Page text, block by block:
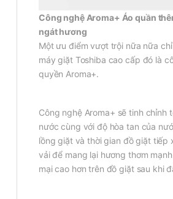
Công nghệ Aroma+ Áo quần
ngát hương
Một ưu điểm vượt trội nữa nữa
máy giặt Toshiba cao cấp đó là
quyền Aroma+.
Công nghệ Aroma+ sẽ tinh chỉnh
nước cùng với độ hòa tan của
lồng giặt và thời gian đồ giặt tiếp
vải để mang lại hương thơm
mại cao hơn trên đồ giặt sau khi